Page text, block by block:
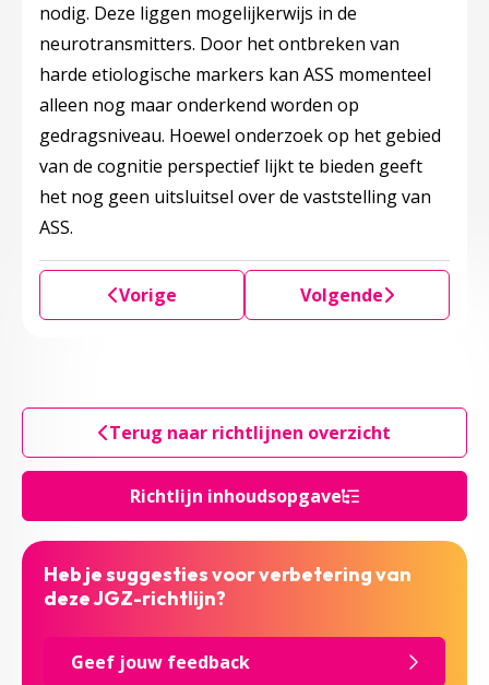
Richtlijn inhoudsopgave
nodig. Deze liggen mogelijkerwijs in de
neurotransmitters. Door het ontbreken van
harde etiologische markers kan ASS momenteel
alleen nog maar onderkend worden op
gedragsniveau. Hoewel onderzoek op het gebied
van de cognitie perspectief lijkt te bieden geeft
het nog geen uitsluitsel over de vaststelling van
ASS.
Vorige Volgende
Terug naar richtlijnen overzicht
Heb je suggesties voor verbetering van
deze JGZ-richtlijn?
Geef jouw feedback